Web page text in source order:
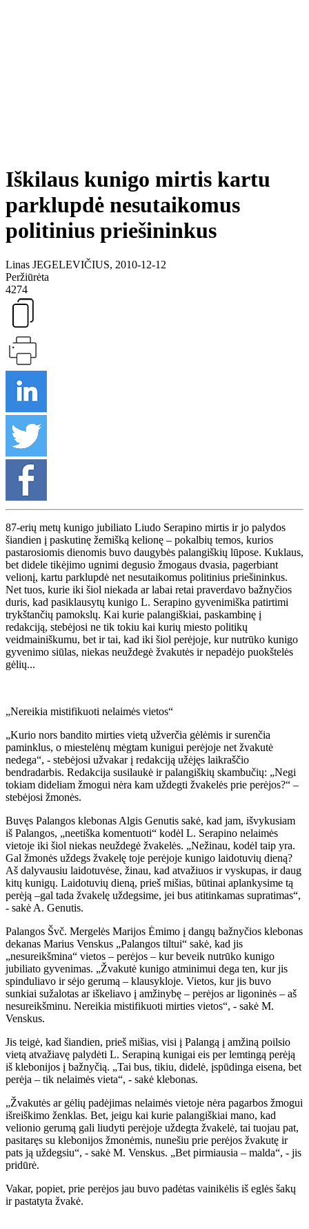
Iškilaus kunigo mirtis kartu
parklupdė nesutaikomus
politinius priešininkus
Linas JEGELEVIČIUS, 2010-12-12
Peržiūrėta
4274
87-erių metų kunigo jubiliato Liudo Serapino mirtis ir jo palydos
šiandien į paskutinę žemišką kelionę – pokalbių temos, kurios
pastarosiomis dienomis buvo daugybės palangiškių lūpose. Kuklaus,
bet didele tikėjimo ugnimi degusio žmogaus dvasia, pagerbiant
velionį, kartu parklupdė net nesutaikomus politinius priešininkus.
Net tuos, kurie iki šiol niekada ar labai retai praverdavo bažnyčios
duris, kad pasiklausytų kunigo L. Serapino gyvenimiška patirtimi
trykštančių pamokslų. Kai kurie palangiškiai, paskambinę į
redakciją, stebėjosi ne tik tokiu kai kurių miesto politikų
veidmainiškumu, bet ir tai, kad iki šiol perėjoje, kur nutrūko kunigo
gyvenimo siūlas, niekas neuždegė žvakutės ir nepadėjo puokštelės
gėlių...
„Nereikia mistifikuoti nelaimės vietos“
„Kurio nors bandito mirties vietą užverčia gėlėmis ir surenčia
paminklus, o miestelėnų mėgtam kunigui perėjoje net žvakutė
nedega“, - stebėjosi užvakar į redakciją užėjęs laikraščio
bendradarbis. Redakcija susilaukė ir palangiškių skambučių: „Negi
tokiam dideliam žmogui nėra kam uždegti žvakelės prie perėjos?“ –
stebėjosi žmonės.
Buvęs Palangos klebonas Algis Genutis sakė, kad jam, išvykusiam
iš Palangos, „neetiška komentuoti“ kodėl L. Serapino nelaimės
vietoje iki šiol niekas neuždegė žvakelės. „Nežinau, kodėl taip yra.
Gal žmonės uždegs žvakelę toje perėjoje kunigo laidotuvių dieną?
Aš dalyvausiu laidotuvėse, žinau, kad atvažiuos ir vyskupas, ir daug
kitų kunigų. Laidotuvių dieną, prieš mišias, būtinai aplankysime tą
perėją –gal tada žvakelę uždegsime, jei bus atitinkamas supratimas“,
- sakė A. Genutis.
Palangos Švč. Mergelės Marijos Ėmimo į dangų bažnyčios klebonas
dekanas Marius Venskus „Palangos tiltui“ sakė, kad jis
„nesureikšmina“ vietos – perėjos – kur beveik nutrūko kunigo
jubiliato gyvenimas. „Žvakutė kunigo atminimui dega ten, kur jis
spinduliavo ir sėjo gerumą – klausykloje. Vietos, kur jis buvo
sunkiai sužalotas ar iškeliavo į amžinybę – perėjos ar ligoninės – aš
nesureikšminu. Nereikia mistifikuoti mirties vietos“, - sakė M.
Venskus.
Jis teigė, kad šiandien, prieš mišias, visi į Palangą į amžiną poilsio
vietą atvažiavę palydėti L. Serapiną kunigai eis per lemtingą perėją
iš klebonijos į bažnyčią. „Tai bus, tikiu, didelė, įspūdinga eisena, bet
perėja – tik nelaimės vieta“, - sakė klebonas.
„Žvakutės ar gėlių padėjimas nelaimės vietoje nėra pagarbos žmogui
išreiškimo ženklas. Bet, jeigu kai kurie palangiškiai mano, kad
velionio gerumą gali liudyti perėjoje uždegta žvakelė, tai tuojau pat,
pasitaręs su klebonijos žmonėmis, nunešiu prie perėjos žvakutę ir
pats ją uždegsiu“, - sakė M. Venskus. „Bet pirmiausia – malda“, - jis
pridūrė.
Vakar, popiet, prie perėjos jau buvo padėtas vainikėlis iš eglės šakų
ir pastatyta žvakė.